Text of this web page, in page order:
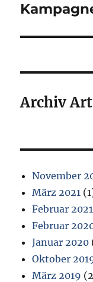
Archiv
November
März 2021
Februar 2021
Februar
Januar 2020
Oktober
März 2019